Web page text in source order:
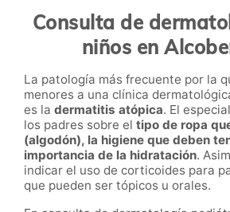
Consulta de
niños en
La patología más frecuente por la
menores a una clínica
es la dermatitis atópica. El
los padres sobre el tipo de ropa
(algodón), la higiene que deben
importancia de la hidratación.
indicar el uso de corticoides para
que pueden ser tópicos u orales.